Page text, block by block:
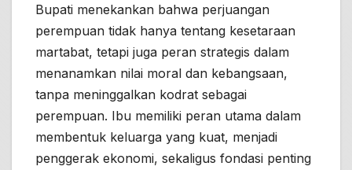
Bupati menekankan bahwa perjuangan
perempuan tidak hanya tentang kesetaraan
martabat, tetapi juga peran strategis dalam
menanamkan nilai moral dan kebangsaan,
tanpa meninggalkan kodrat sebagai
perempuan. Ibu memiliki peran utama dalam
membentuk keluarga yang kuat, menjadi
penggerak ekonomi, sekaligus fondasi penting